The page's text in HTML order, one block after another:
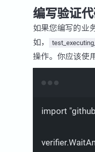
编写验证
如果您编写的业
如，
操作。你应该使
import